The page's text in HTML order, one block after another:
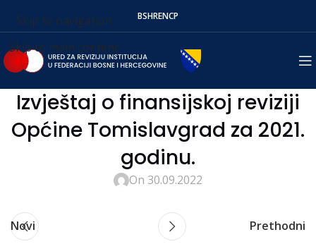
Skip to navigation
Skip to main content
BSHRENСР
Izvještaj o finansijskoj reviziji
Općine Tomislavgrad za 2021.
godinu.
On 30.09.2022
Novi Prethodni